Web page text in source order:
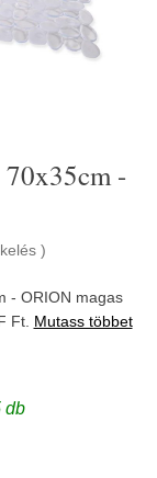
70x35cm -
)
- ORION magas
Ft. Mutass többet
db